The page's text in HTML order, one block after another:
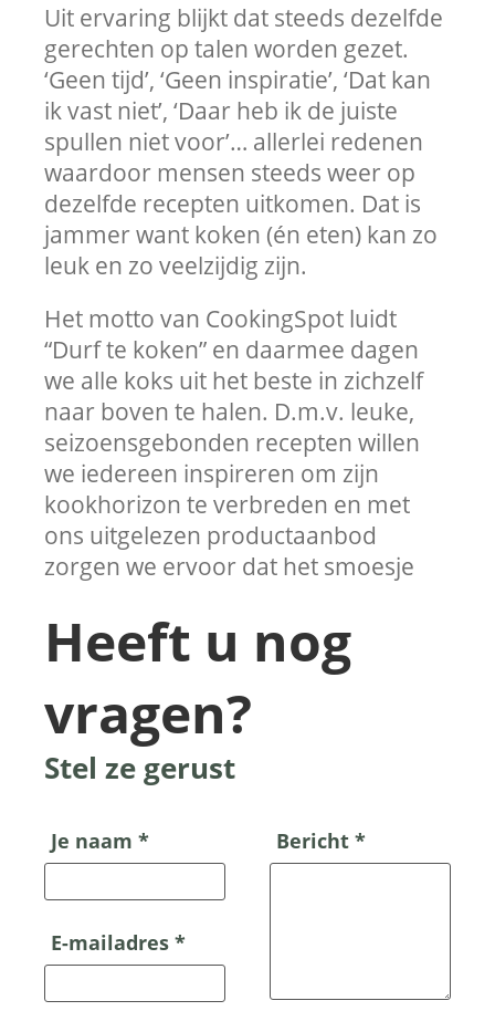
Uit ervaring blijkt dat steeds dezelfde
gerechten op talen worden gezet.
‘Geen tijd’, ‘Geen inspiratie’, ‘Dat kan
ik vast niet’, ‘Daar heb ik de juiste
spullen niet voor’… allerlei redenen
waardoor mensen steeds weer op
dezelfde recepten uitkomen. Dat is
jammer want koken (én eten) kan zo
leuk en zo veelzijdig zijn.
Het motto van CookingSpot luidt
“Durf te koken” en daarmee dagen
we alle koks uit het beste in zichzelf
naar boven te halen. D.m.v. leuke,
seizoensgebonden recepten willen
we iedereen inspireren om zijn
kookhorizon te verbreden en met
ons uitgelezen productaanbod
zorgen we ervoor dat het smoesje
Heeft u nog
vragen?
Stel ze gerust
Je naam *
E-mailadres *
Bericht *